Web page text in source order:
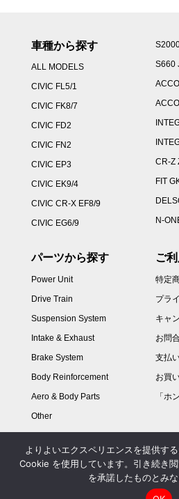
車種から探す
ALL MODELS
CIVIC FL5/1
CIVIC FK8/7
CIVIC FD2
CIVIC FN2
CIVIC EP3
CIVIC EK9/4
CIVIC CR-X EF8/9
CIVIC EG6/9
S660
CR-Z
FIT
N-
パーツから探す
Power Unit
Drive Train
Suspension System
Intake & Exhaust
Brake System
Body Reinforcement
Aero & Body Parts
Other
ご
特定
プラ
キャ
お問
支払
お買
「ホ
よりよいエクスペリエンスを提供す
Cookie を使用しています。引き続き
を承諾したものとみな